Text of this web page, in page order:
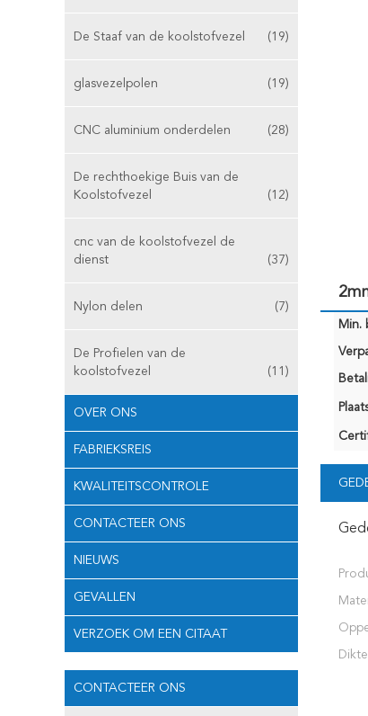
De Staaf van de koolstofvezel (19)
glasvezelpolen (19)
CNC aluminium onderdelen (28)
De rechthoekige Buis van de
Koolstofvezel
(12)
cnc van de koolstofvezel de
dienst
(37)
Nylon delen (7)
De Profielen van de
koolstofvezel
(11)
OVER ONS
FABRIEKSREIS
KWALITEITSCONTROLE
CONTACTEER ONS
NIEUWS
GEVALLEN
VERZOEK OM EEN CITAAT
CONTACTEER ONS
Min.